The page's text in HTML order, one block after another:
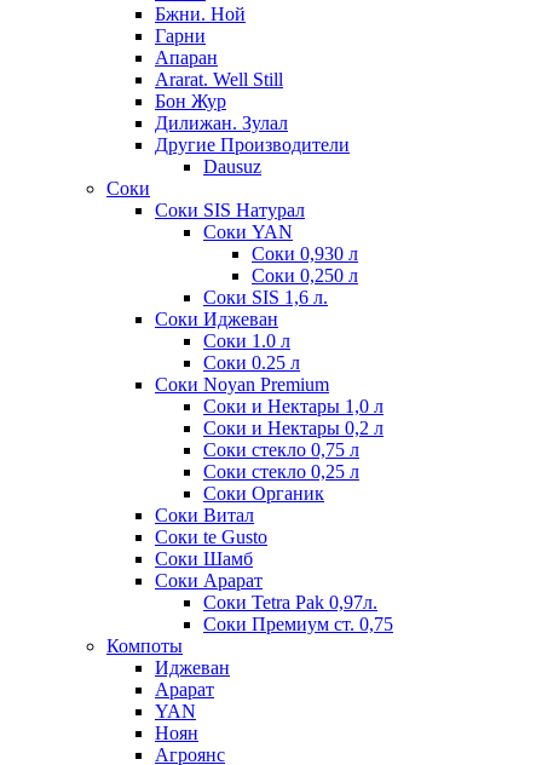
Бжни. Ной
Гарни
Апаран
Ararat. Well Still
Бон Жур
Дилижан. Зулал
Другие Производители
Dausuz
Соки
Соки SIS Натурал
Соки YAN
Соки 0,930 л
Соки 0,250 л
Соки SIS 1,6 л.
Соки Иджеван
Соки 1.0 л
Соки 0.25 л
Соки Noyan Premium
Соки и Нектары 1,0 л
Соки и Нектары 0,2 л
Соки стекло 0,75 л
Соки стекло 0,25 л
Соки Органик
Соки Витал
Соки te Gusto
Соки Шамб
Соки Арарат
Соки Tetra Pak 0,97л.
Соки Премиум ст. 0,75
Компоты
Иджеван
Арарат
YAN
Ноян
Агроянс